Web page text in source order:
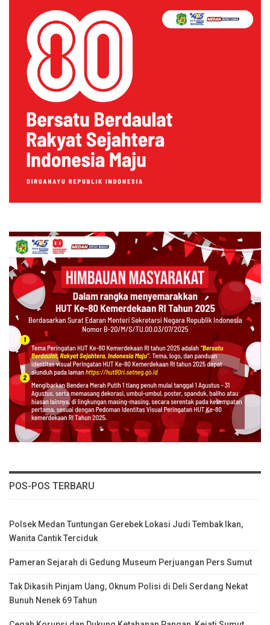
POS-POS TERBARU
Polsek Medan Tuntungan Gerebek Lokasi Judi Tembak Ikan,
Wanita Cantik Terciduk
Pameran Sejarah di Gedung Museum Perjuangan Pers Sumut
Tak Dikasih Pinjam Uang, Oknum Polisi di Deli Serdang Nekat
Bunuh Nenek 69 Tahun